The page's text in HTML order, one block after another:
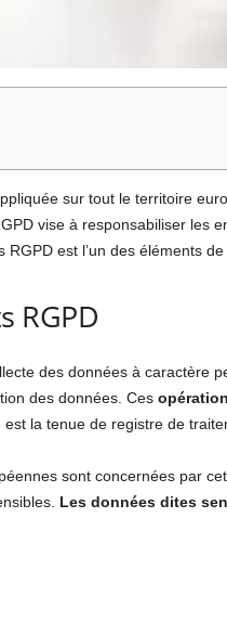
sur tout le territoire
vise à responsabiliser les
est l’un des éléments
RGPD
des données à caractère
des données. Ces
la tenue de registre de
sont concernées par
Les données dites